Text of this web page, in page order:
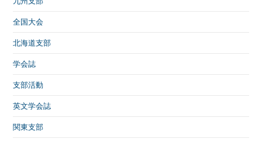
全国大会
北海道支部
学会誌
支部活動
英文学会誌
関東支部